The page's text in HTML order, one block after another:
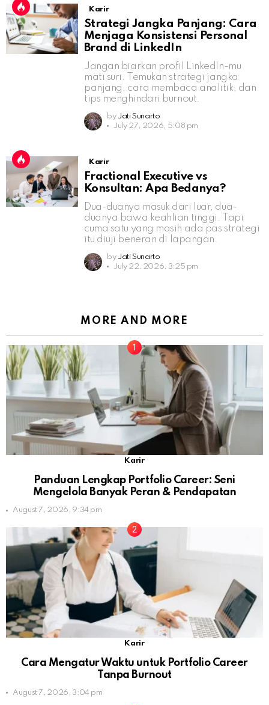
Karir
Strategi Jangka Panjang: Cara
Menjaga Konsistensi Personal
Brand di LinkedIn
Jangan biarkan profil LinkedIn-mu
mati suri. Temukan strategi jangka
panjang, cara membaca analitik, dan
tips menghindari burnout.
by Jati Sunarto
July 27, 2026, 5:08 pm
Karir
Fractional Executive vs
Konsultan: Apa Bedanya?
Dua-duanya masuk dari luar, dua-
duanya bawa keahlian tinggi. Tapi
cuma satu yang masih ada pas strategi
itu diuji beneran di lapangan.
by Jati Sunarto
July 22, 2026, 3:25 pm
MORE AND MORE
Karir
Panduan Lengkap Portfolio Career: Seni
Mengelola Banyak Peran & Pendapatan
August 7, 2026, 9:34 pm
Karir
Cara Mengatur Waktu untuk Portfolio Career
Tanpa Burnout
August 7, 2026, 3:04 pm